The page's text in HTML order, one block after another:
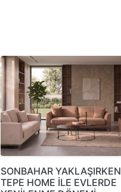
SONBAHAR YAKLAŞIRKEN
TEPE HOME İLE EVLERDE